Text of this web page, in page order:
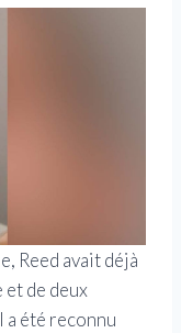
Reed avait déjà
de deux
a été reconnu